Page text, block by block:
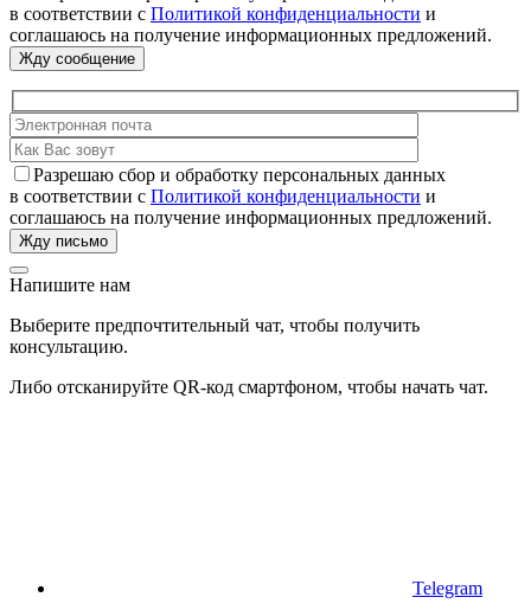
в соответствии с Политикой конфиденциальности и
соглашаюсь на получение информационных предложений.
Разрешаю сбор и обработку персональных данных
в соответствии с Политикой конфиденциальности и
соглашаюсь на получение информационных предложений.
Напишите нам
Выберите предпочтительный чат, чтобы получить
консультацию.
Либо отсканируйте QR-код смартфоном, чтобы начать чат.
Telegram